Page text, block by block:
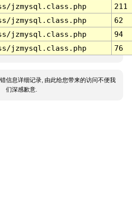
jzmysql.class.php
211
jzmysql.class.php
62
jzmysql.class.php
94
jzmysql.class.php 76
信息详细记录, 由此给您带来的访问不便我
们深感歉意.